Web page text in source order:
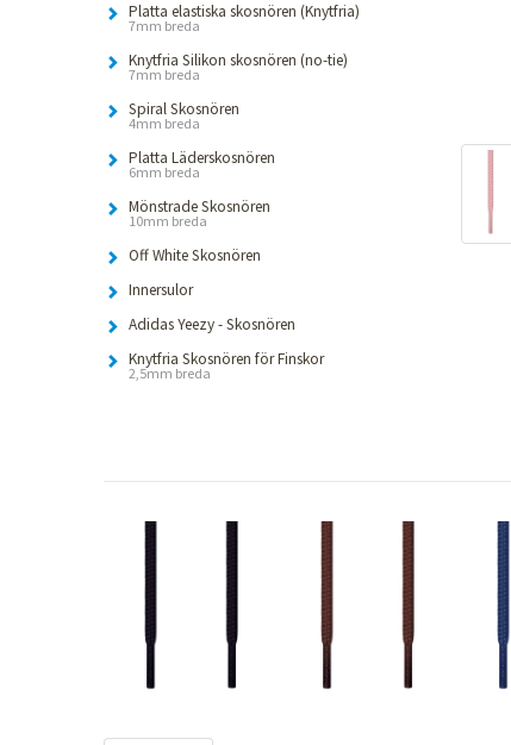
Platta elastiska skosnören (Knytfria)
7mm breda
Knytfria Silikon skosnören (no-tie)
7mm breda
Spiral Skosnören
4mm breda
Platta Läderskosnören
6mm breda
Mönstrade Skosnören
10mm breda
Off White Skosnören
Innersulor
Adidas Yeezy - Skosnören
Knytfria Skosnören för Finskor
2,5mm breda